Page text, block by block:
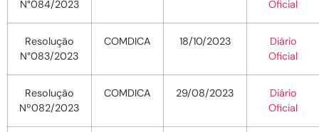
N°084/2023
Oficial
Resolução
N°083/2023
COMDICA 18/10/2023
Diário
Oficial
Resolução
Nº082/2023
COMDICA 29/08/2023
Diário
Oficial